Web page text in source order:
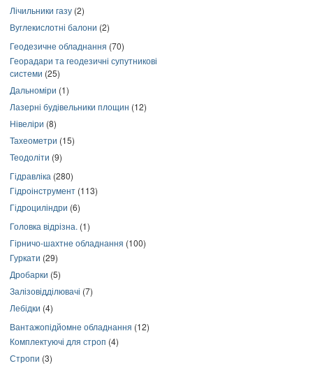
Лічильники газу (2)
Вуглекислотні балони (2)
Геодезичне обладнання (70)
Георадари та геодезичні супутникові
системи (25)
Дальноміри (1)
Лазерні будівельники площин (12)
Нівеліри (8)
Тахеометри (15)
Теодоліти (9)
Гідравліка (280)
Гідроінструмент (113)
Гідроциліндри (6)
Головка відрізна. (1)
Гірничо-шахтне обладнання (100)
Гуркати (29)
Дробарки (5)
Залізовідділювачі (7)
Лебідки (4)
Вантажопідйомне обладнання (12)
Комплектуючі для строп (4)
Стропи (3)